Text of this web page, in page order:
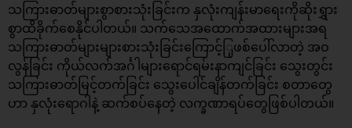
သကြားဓာတ်များစွာစားသုံးခြင်းက နှလုံးကျန်းမာရေးကိုဆိုးရွှား
စွာထိခိုက်စေနိုင်ပါတယ်။ သက်သေအထောက်အထားများအရ
သကြားဓာတ်များများစားသုံးခြင်းကြောင့်ြုဖစ်ပေါ်လာတဲ့ အဝ
လွန်ခြင်း ကိုယ်လက်အင်္ဂါများရောင်ရမ်းနာကျင်ခြင်း သွေးတွင်း
သကြားဓာတ်မြင့်တက်ခြင်း သွေးပေါင်ချိန်တက်ခြင်း စတာတွေ
ဟာ နှလုံးရောဂါနဲ့ ဆက်စပ်နေတဲ့ လက္ခဏာရပ်တွေဖြစ်ပါတယ်။